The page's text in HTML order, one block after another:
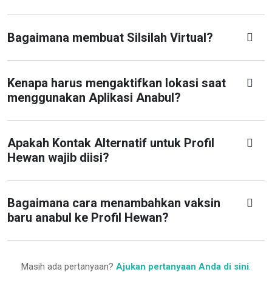
Bagaimana membuat Silsilah Virtual?
Kenapa harus mengaktifkan lokasi saat
menggunakan Aplikasi Anabul?
Apakah Kontak Alternatif untuk Profil
Hewan wajib diisi?
Bagaimana cara menambahkan vaksin
baru anabul ke Profil Hewan?
Masih ada pertanyaan? Ajukan pertanyaan Anda di sini.